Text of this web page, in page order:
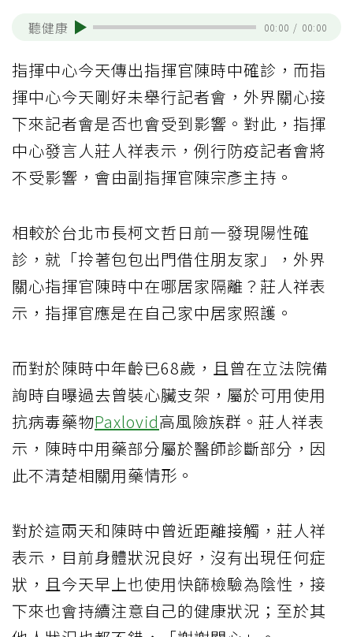
聽健康 00:00 / 00:00
指揮中心今天傳出指揮官陳時中確診，而指
揮中心今天剛好未舉行記者會，外界關心接
下來記者會是否也會受到影響。對此，指揮
中心發言人莊人祥表示，例行防疫記者會將
不受影響，會由副指揮官陳宗彥主持。
相較於台北市長柯文哲日前一發現陽性確
診，就「拎著包包出門借住朋友家」，外界
關心指揮官陳時中在哪居家隔離？莊人祥表
示，指揮官應是在自己家中居家照護。
而對於陳時中年齡已68歲，且曾在立法院備
詢時自曝過去曾裝心臟支架，屬於可用使用
抗病毒藥物Paxlovid高風險族群。莊人祥表
示，陳時中用藥部分屬於醫師診斷部分，因
此不清楚相關用藥情形。
對於這兩天和陳時中曾近距離接觸，莊人祥
表示，目前身體狀況良好，沒有出現任何症
狀，且今天早上也使用快篩檢驗為陰性，接
下來也會持續注意自己的健康狀況；至於其